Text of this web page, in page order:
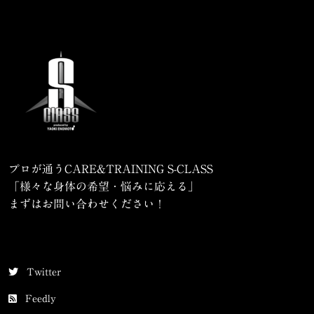
プロが通うCARE&TRAINING S-CLASS
「様々な身体の希望・悩みに応える」
まずはお問い合わせください！
Twitter
Feedly